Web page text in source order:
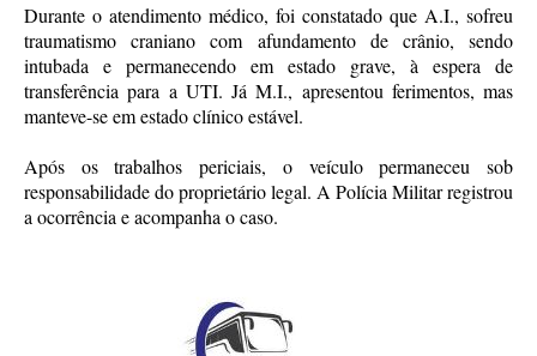
Durante o atendimento médico, foi constatado que A.I., sofreu
traumatismo craniano com afundamento de crânio, sendo
intubada e permanecendo em estado grave, à espera de
transferência para a UTI. Já M.I., apresentou ferimentos, mas
manteve-se em estado clínico estável.
Após os trabalhos periciais, o veículo permaneceu sob
responsabilidade do proprietário legal. A Polícia Militar registrou
a ocorrência e acompanha o caso.